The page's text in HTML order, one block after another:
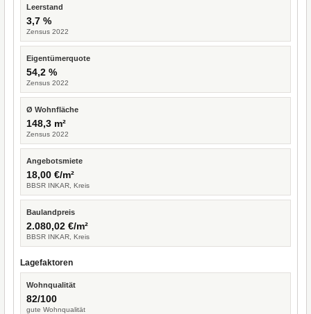
Leerstand
3,7 %
Zensus 2022
Eigentümerquote
54,2 %
Zensus 2022
Ø Wohnfläche
148,3 m²
Zensus 2022
Angebotsmiete
18,00 €/m²
BBSR INKAR, Kreis
Baulandpreis
2.080,02 €/m²
BBSR INKAR, Kreis
Lagefaktoren
Wohnqualität
82/100
gute Wohnqualität